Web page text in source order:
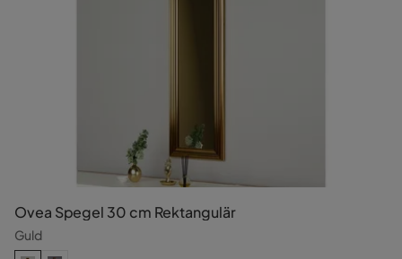
Ovea Spegel 30 cm Rektangulär
Guld